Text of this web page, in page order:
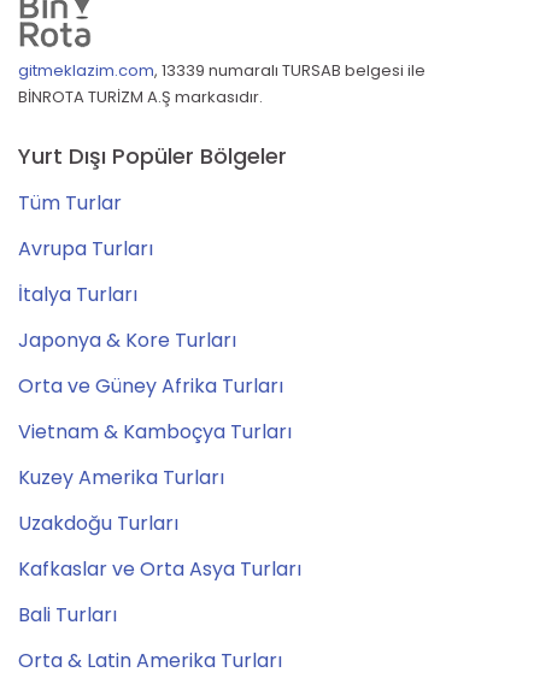
gitmeklazim.com, 13339 numaralı TURSAB belgesi ile
BİNROTA TURİZM A.Ş markasıdır.
Yurt Dışı Popüler Bölgeler
Tüm Turlar
Avrupa Turları
İtalya Turları
Japonya & Kore Turları
Orta ve Güney Afrika Turları
Vietnam & Kamboçya Turları
Kuzey Amerika Turları
Uzakdoğu Turları
Kafkaslar ve Orta Asya Turları
Bali Turları
Orta & Latin Amerika Turları